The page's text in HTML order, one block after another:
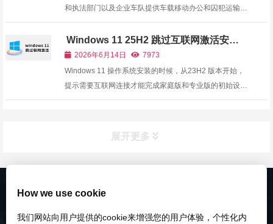
和执法部门以及企业车队提供车载移动办公和囚犯运输产
品。Havis公司成立于费城，现总部位于宾夕法尼亚州沃
明斯特，服务于众多行业，包括但不限于公共安全、军队
和政府、公用事业和公共工程、能源服务、交通运输、...
Windows 11 25H2 跳过互联网激活安装
教程2026年6月14日
7973
Windows 11 操作系统安装的时候，从23H2 版本开始，
提示需要互联网连接才能完成家庭版和专业版的初始设置
（开箱体验 (OOBE)），那么有什么方法可以跳过“网络
展开更多
How we use cookie
我们网站向用户提供的cookie来增强您的用户体验，个性化内